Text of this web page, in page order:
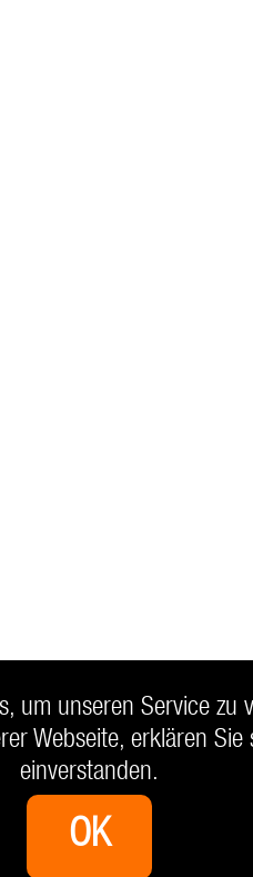
um unseren Service zu
Webseite, erklären Sie
einverstanden.
OK